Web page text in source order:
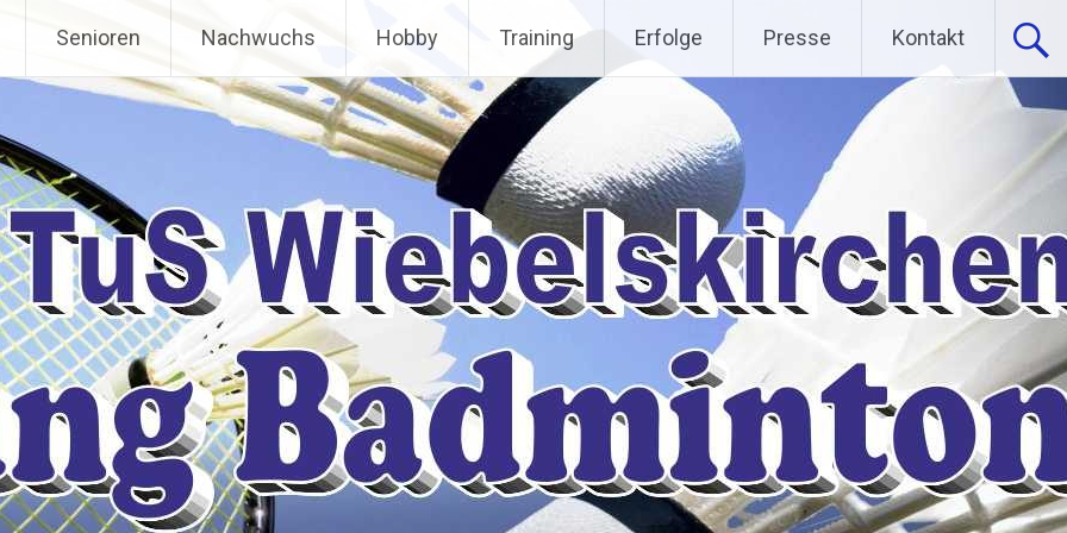
Senioren Nachwuchs Hobby Training Erfolge Presse Kontakt